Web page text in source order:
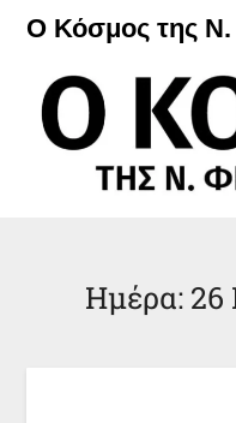
Μετάβαση
περιεχόμενο
Ο Κόσμος της Ν.
Ημέρα: 26